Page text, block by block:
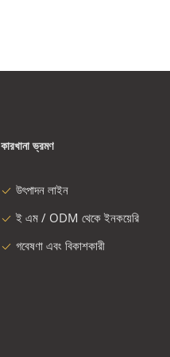
কারখানা ভ্রমণ
উৎপাদন লাইন
ই এম / ODM থেকে ইনকয়েরি
গবেষণা এবং বিকাশকারী